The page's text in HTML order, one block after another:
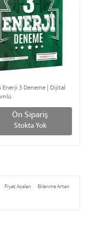
Enerji 3 Deneme | Dijital
Ön Sipariş
Stokta Yok
Fiyat Azalan
Eklenme Artan